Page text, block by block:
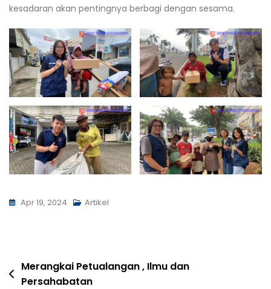
kesadaran akan pentingnya berbagi dengan sesama.
Apr 19, 2024 Artikel
Merangkai Petualangan , Ilmu dan
Persahabatan